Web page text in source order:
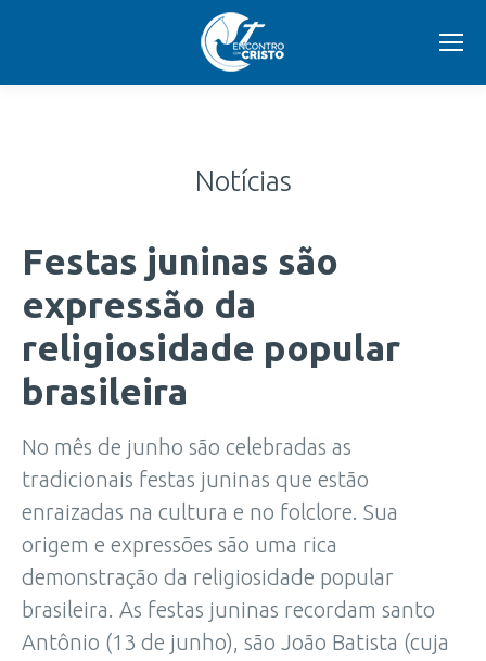
Notícias
Festas juninas são
expressão da
religiosidade popular
brasileira
No mês de junho são celebradas as
tradicionais festas juninas que estão
enraizadas na cultura e no folclore. Sua
origem e expressões são uma rica
demonstração da religiosidade popular
brasileira. As festas juninas recordam santo
Antônio (13 de junho), são João Batista (cuja